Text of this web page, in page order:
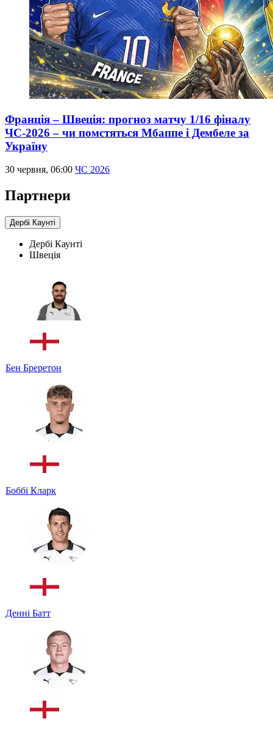
Франція – Швеція: прогноз матчу 1/16 фіналу
ЧС-2026 – чи помстяться Мбаппе і Дембеле за
Україну
30 червня, 06:00 ЧС 2026
Партнери
Дербі Каунті
Дербі Каунті
Швеція
Бен Бреретон
Боббі Кларк
Денні Батт